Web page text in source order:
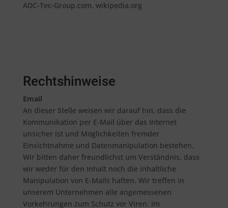
ADC-Tec-Group.com, wikipedia.org
Rechtshinweise
Email
An dieser Stelle weisen wir darauf hin, dass die
Kommunikation per E-Mail über das Internet
unsicher ist und Möglichkeiten fremder
Einsichtnahme und Datenmanipulation bestehen.
Wir bitten daher freundlichst um Verständnis, dass
wir weder für den Inhalt noch die inhaltliche
Manipulation von E-Mails haften. Wir treffen in
unserem Unternehmen alle angemessenen
Vorkehrungen zum Schutz vor Viren. Im